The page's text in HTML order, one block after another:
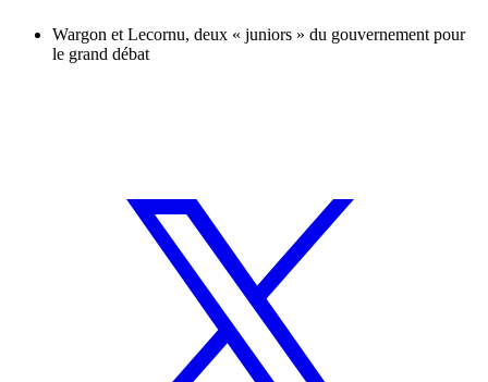
Wargon et Lecornu, deux « juniors » du gouvernement pour
le grand débat